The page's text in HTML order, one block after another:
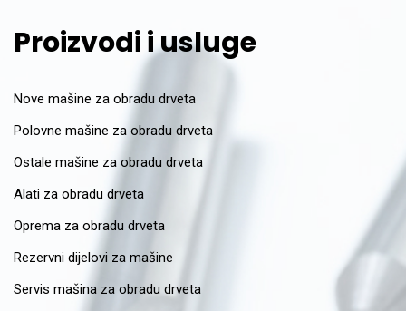
Proizvodi i usluge
Nove mašine za obradu drveta
Polovne mašine za obradu drveta
Ostale mašine za obradu drveta
Alati za obradu drveta
Oprema za obradu drveta
Rezervni dijelovi za mašine
Servis mašina za obradu drveta